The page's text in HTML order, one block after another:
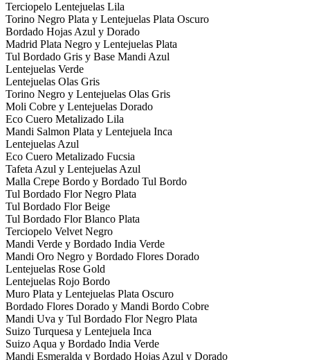
Terciopelo Lentejuelas Lila
Torino Negro Plata y Lentejuelas Plata Oscuro
Bordado Hojas Azul y Dorado
Madrid Plata Negro y Lentejuelas Plata
Tul Bordado Gris y Base Mandi Azul
Lentejuelas Verde
Lentejuelas Olas Gris
Torino Negro y Lentejuelas Olas Gris
Moli Cobre y Lentejuelas Dorado
Eco Cuero Metalizado Lila
Mandi Salmon Plata y Lentejuela Inca
Lentejuelas Azul
Eco Cuero Metalizado Fucsia
Tafeta Azul y Lentejuelas Azul
Malla Crepe Bordo y Bordado Tul Bordo
Tul Bordado Flor Negro Plata
Tul Bordado Flor Beige
Tul Bordado Flor Blanco Plata
Terciopelo Velvet Negro
Mandi Verde y Bordado India Verde
Mandi Oro Negro y Bordado Flores Dorado
Lentejuelas Rose Gold
Lentejuelas Rojo Bordo
Muro Plata y Lentejuelas Plata Oscuro
Bordado Flores Dorado y Mandi Bordo Cobre
Mandi Uva y Tul Bordado Flor Negro Plata
Suizo Turquesa y Lentejuela Inca
Suizo Aqua y Bordado India Verde
Mandi Esmeralda y Bordado Hojas Azul y Dorado